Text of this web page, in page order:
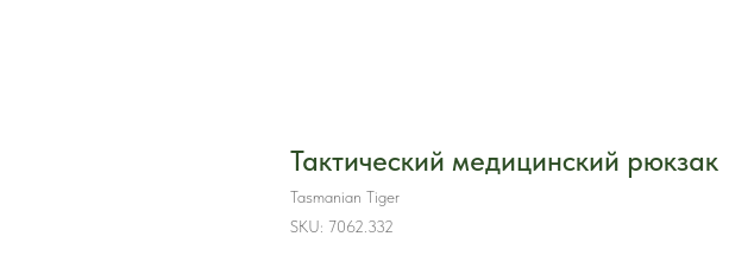
Тактический медицинский рюкзак
Tasmanian Tiger
SKU: 7062.332